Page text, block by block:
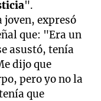
".
joven, expresó
que: "Era un
asustó, tenía
dijo que
pero yo no la
que